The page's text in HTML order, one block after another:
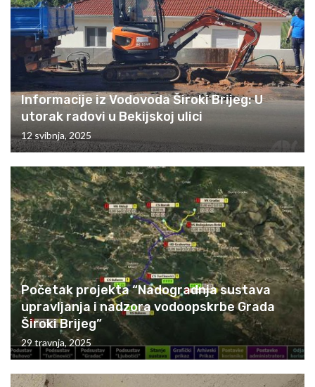
Informacije iz Vodovoda Široki Brijeg: U
utorak radovi u Bekijskoj ulici
12 svibnja, 2025
Početak projekta “Nadogradnja sustava
upravljanja i nadzora vodoopskrbe Grada
Široki Brijeg”
29 travnja, 2025